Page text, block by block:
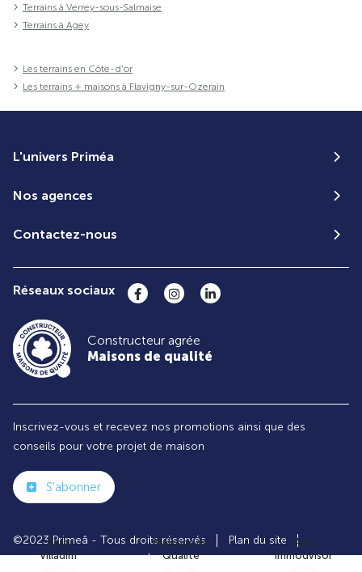
Club
Villadim
Maisons de
Qualité
Avis
Immodvisor
Terrains à Verrey-sous-Salmaise
Terrains à Agey
Les terrains en Côte-d'or
Les terrains + maisons à Flavigny-sur-Ozerain
L'univers Priméa
Nos agences
Contactez-nous
Réseaux sociaux
Constructeur agrée
Maisons de qualité
Inscrivez-vous et recevez nos promotions ainsi que des
conseils pour votre projet de maison
S'abonner
©2023 Primeâ - Tous droits réservés
Plan du site
Paramètres des cookies
Politiques de Confidentialités